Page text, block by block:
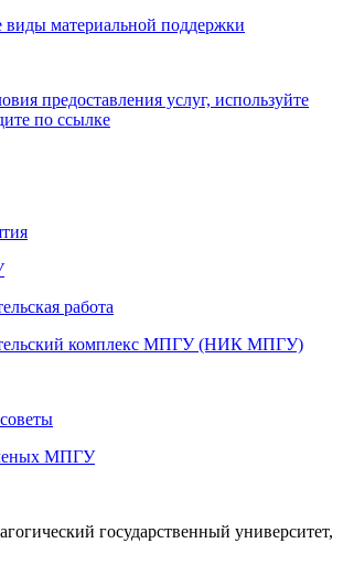
материальной поддержки
предоставления услуг, используйте
по ссылке
работа
комплекс МПГУ (НИК МПГУ)
МПГУ
государственный университет,